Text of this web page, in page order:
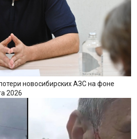
новосибирских АЗС на фоне
2026